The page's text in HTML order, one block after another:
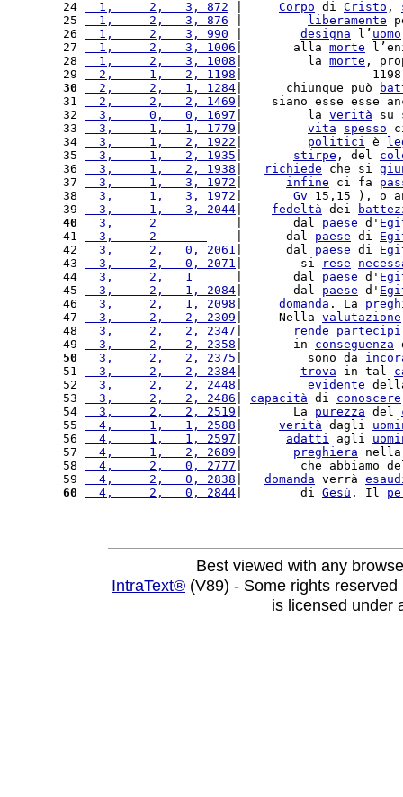
24
  1,     2,   3, 872
Corpo di Cristo ,
25
  1,     2,   3, 876
liberamente
26
  1,     2,   3, 990
designa l’ uomo
27
  1,     2,   3, 1006
|       alla morte
28
  1,     2,   3, 1008
|         la morte ,
29
  2,     1,   2, 1198
|                  1198
30
  2,     2,   1, 1284
|      chiunque può
31
  2,     2,   2, 1469
|    siano esse esse
32
  3,     0,   0, 1697
|         la verità su
33
  3,     1,   1, 1779
vita spesso
34
  3,     1,   2, 1922
politici è
35
  3,     1,   2, 1935
stirpe , del
36
  3,     1,   2, 1938
richiede che si
37
  3,     1,   3, 1972
infine ci fa
38
  3,     1,   3, 1972
Gv 15,15 ), o
39
  3,     1,   3, 2044
fedeltà dei
40
  3,     2
    |       dal
paese d'
41
  3,     2
    |      dal
paese di
42
  3,     2,   0, 2061
|      dal paese di
43
  3,     2,   0, 2071
|        si rese
44
  3,     2,   1
    |       dal
paese d'
45
  3,     2,   1, 2084
|       dal paese d'
46
  3,     2,   1, 2098
domanda . La
47
  3,     2,   2, 2309
|     Nella valutazione
48
  3,     2,   2, 2347
rende partecipi
49
  3,     2,   2, 2358
|       in conseguenza
50
  3,     2,   2, 2375
|         sono da
51
  3,     2,   2, 2384
trova in tal
52
  3,     2,   2, 2448
evidente
53
  3,     2,   2, 2486
capacità di conoscere
54
  3,     2,   2, 2519
|       La purezza del
55
  4,     1,   1, 2588
verità dagli
56
  4,     1,   1, 2597
adatti agli
57
  4,     1,   2, 2689
preghiera
58
  4,     2,   0, 2777
|        che abbiamo
59
  4,     2,   0, 2838
domanda verrà
60
  4,     2,   0, 2844
|        di Gesù . Il
Best viewed with any
IntraText® (V89) - Some rights
is licensed under